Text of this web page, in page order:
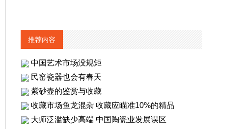
推荐内容
中国艺术市场没规矩
民窑瓷器也会有春天
紫砂壶的鉴赏与收藏
收藏市场鱼龙混杂 收藏应瞄准10%的精品
大师泛滥缺少高端 中国陶瓷业发展误区